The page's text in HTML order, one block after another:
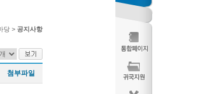
당 > 공지사항
첨부파일